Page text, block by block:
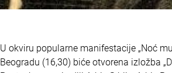
U okviru popularne manifestacije „Noć
Beogradu (16,30) biće otvorena izložba